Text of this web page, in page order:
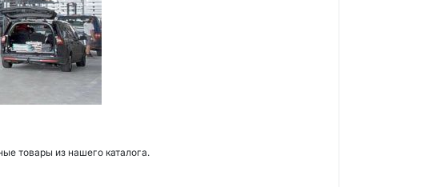
товары из нашего каталога.